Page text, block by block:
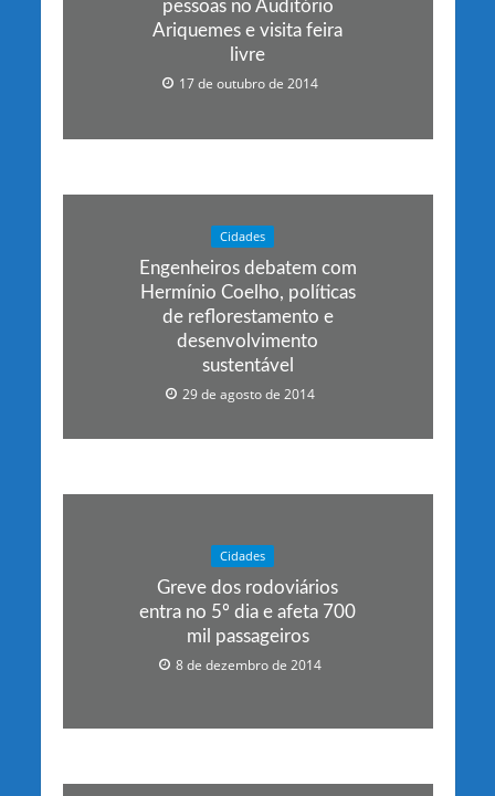
pessoas no Auditório
Ariquemes e visita feira
livre
17 de outubro de 2014
Cidades
Engenheiros debatem com
Hermínio Coelho, políticas
de reflorestamento e
desenvolvimento
sustentável
29 de agosto de 2014
Cidades
Greve dos rodoviários
entra no 5º dia e afeta 700
mil passageiros
8 de dezembro de 2014